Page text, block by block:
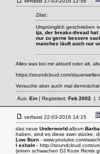
Zitat:
Ursprünglich geschrieben
tja, der breaks-thread hat
nur zu gerne bessere
manches läuft auch nur
Alles was bei mir aktuell oder alt,
https://soundcloud.com/
Versuche aber auch mal
Aus: Ein | Registriert: Feb 2002 |
verfasst 22-03-2016 14:15
das neue Underworld-album
haben, sind es diese zwei stücke,
Low Burn - www.youtube.com/
I exhale - http://soundcloud.com/
(einen schwachen DJ Koze Remix